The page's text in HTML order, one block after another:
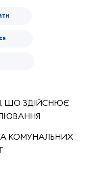
ЩО ЗДІЙСНЮЄ
КОМУНАЛЬНИХ